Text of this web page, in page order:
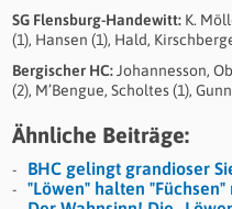
SG Flensburg-Handewitt: K.
(1), Hansen (1), Hald,
Bergischer HC:Johannesson,
(2), M’Bengue, Scholtes (1),
Ähnliche Beiträge:
BHC gelingt grandioser
"Löwen" halten